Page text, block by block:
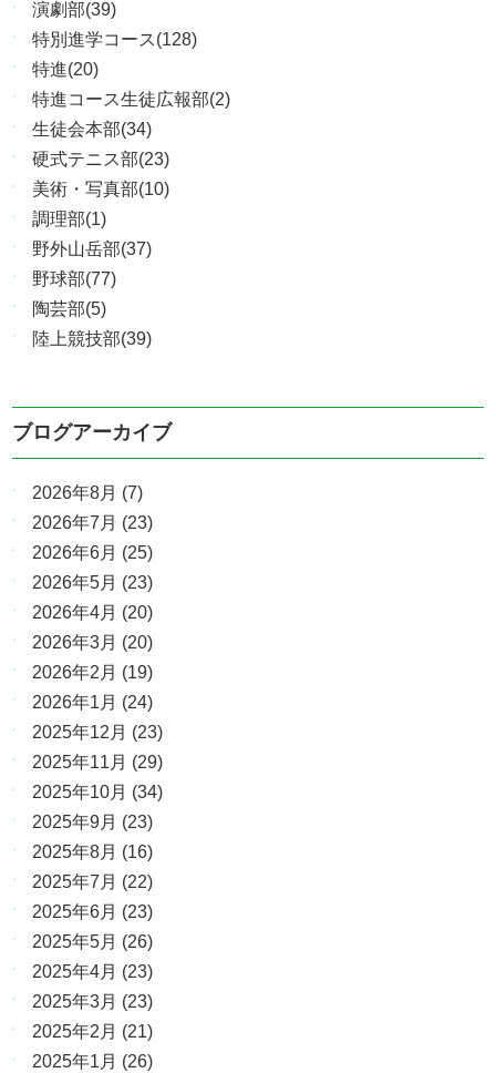
演劇部(39)
特別進学コース(128)
特進(20)
特進コース生徒広報部(2)
生徒会本部(34)
硬式テニス部(23)
美術・写真部(10)
調理部(1)
野外山岳部(37)
野球部(77)
陶芸部(5)
陸上競技部(39)
ブログアーカイブ
2026年8月 (7)
2026年7月 (23)
2026年6月 (25)
2026年5月 (23)
2026年4月 (20)
2026年3月 (20)
2026年2月 (19)
2026年1月 (24)
2025年12月 (23)
2025年11月 (29)
2025年10月 (34)
2025年9月 (23)
2025年8月 (16)
2025年7月 (22)
2025年6月 (23)
2025年5月 (26)
2025年4月 (23)
2025年3月 (23)
2025年2月 (21)
2025年1月 (26)